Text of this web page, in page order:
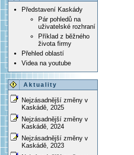
Představení Kaskády
Pár pohledů na
uživatelské rozhraní
Příklad z běžného
života firmy
Přehled oblastí
Videa na youtube
Aktuality
Nejzásadnější změny v
Kaskádě, 2025
Nejzásadnější změny v
Kaskádě, 2024
Nejzásadnější změny v
Kaskádě, 2023